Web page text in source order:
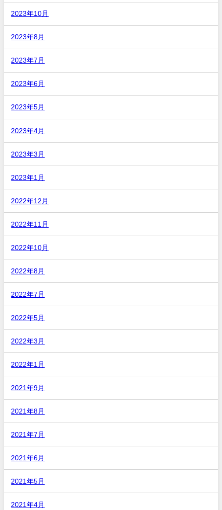
2023年10月
2023年8月
2023年7月
2023年6月
2023年5月
2023年4月
2023年3月
2023年1月
2022年12月
2022年11月
2022年10月
2022年8月
2022年7月
2022年5月
2022年3月
2022年1月
2021年9月
2021年8月
2021年7月
2021年6月
2021年5月
2021年4月